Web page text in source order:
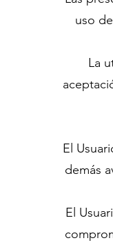
uso
La
El
demás
El